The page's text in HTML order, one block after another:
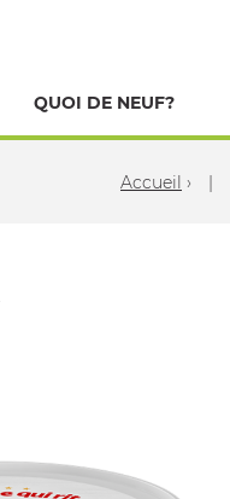
QUOI DE NEUF?
Accueil ›